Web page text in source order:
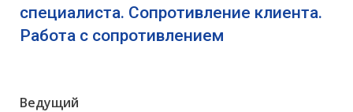
специалиста. Сопротивление клиента.
Работа с сопротивлением
Ведущий